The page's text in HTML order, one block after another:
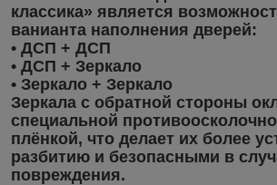
классика» является
ванианта наполнения дверей:
• ДСП + ДСП
• ДСП + Зеркало
• Зеркало + Зеркало
Зеркала с обратной стороны
специальной
плёнкой, что делает их более
разбитию и безопасными в
повреждения.